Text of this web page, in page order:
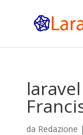
da Redazione |